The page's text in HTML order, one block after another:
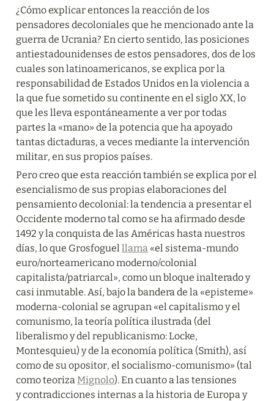
¿Cómo explicar entonces la reacción de los
pensadores decoloniales que he mencionado ante la
guerra de Ucrania? En cierto sentido, las posiciones
antiestadounidenses de estos pensadores, dos de los
cuales son latinoamericanos, se explica por la
responsabilidad de Estados Unidos en la violencia a
la que fue sometido su continente en el siglo XX, lo
que les lleva espontáneamente a ver por todas
partes la «mano» de la potencia que ha apoyado
tantas dictaduras, a veces mediante la intervención
militar, en sus propios países.
Pero creo que esta reacción también se explica por el
esencialismo de sus propias elaboraciones del
pensamiento decolonial: la tendencia a presentar el
Occidente moderno tal como se ha afirmado desde
1492 y la conquista de las Américas hasta nuestros
días, lo que Grosfoguel llama «el sistema-mundo
euro/norteamericano moderno/colonial
capitalista/patriarcal», como un bloque inalterado y
casi inmutable. Así, bajo la bandera de la «episteme»
moderna-colonial se agrupan «el capitalismo y el
comunismo, la teoría política ilustrada (del
liberalismo y del republicanismo: Locke,
Montesquieu) y de la economía política (Smith), así
como de su opositor, el socialismo-comunismo» (tal
como teoriza Mignolo). En cuanto a las tensiones
y contradicciones internas a la historia de Europa y